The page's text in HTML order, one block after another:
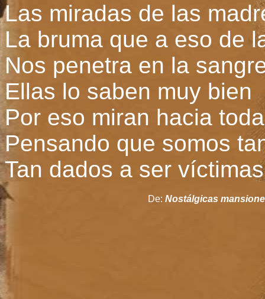
Las miradas de las
La bruma que a eso de
Nos penetra en la
Ellas lo saben muy bien
Por eso miran hacia
Pensando que somos
Tan dados a ser
De: Nostálgicas